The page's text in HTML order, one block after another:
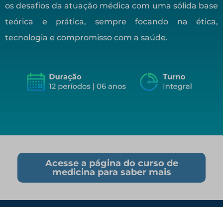
os desafios da atuação médica com uma sólida base
teórica e prática, sempre focando na ética,
tecnologia e compromisso com a saúde.
Acesse a página do curso de
medicina para saber mais